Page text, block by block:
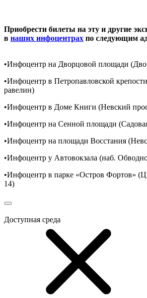
Приобрести билеты на эту и другие
в наших инфоцентрах по следующим
•Инфоцентр на Дворцовой площади
•Инфоцентр в Петропавловской
равелин)
•Инфоцентр в Доме Книги (Невский
•Инфоцентр на Сенной площади
•Инфоцентр на площади Восстания
•Инфоцентр у Автовокзала (наб.
•Инфоцентр в парке «Остров Фортов»
14)
Доступная среда